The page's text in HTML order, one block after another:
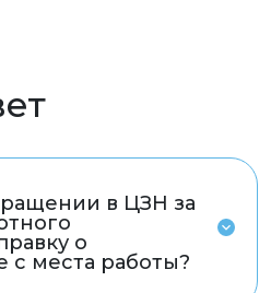
в ЦЗН за
о
с места работы?